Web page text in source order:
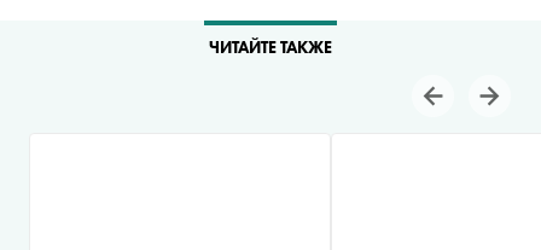
ЧИТАЙТЕ ТАКЖЕ